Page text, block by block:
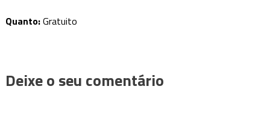
Quanto:Gratuito
Deixe o seu comentário